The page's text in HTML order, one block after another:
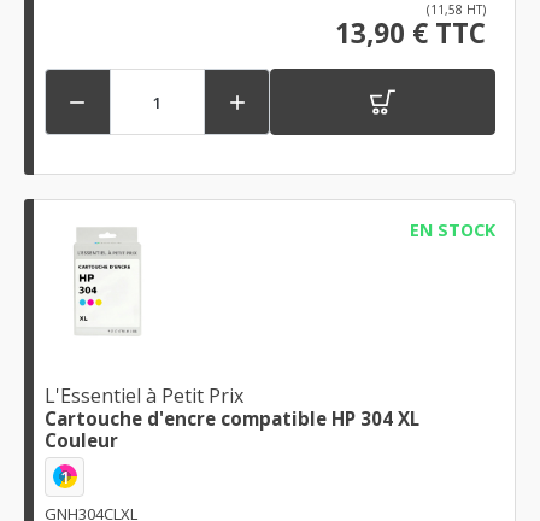
(11,58 HT)
13,90 € TTC
 
EN STOCK
L'Essentiel à Petit Prix
Cartouche d'encre compatible HP 304 XL
Couleur
1
GNH304CLXL